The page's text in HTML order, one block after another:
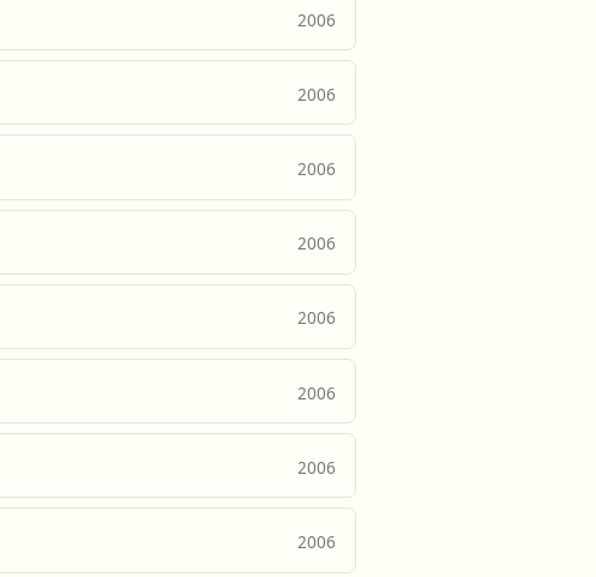
2006
2006
2006
2006
2006
2006
2006
2006